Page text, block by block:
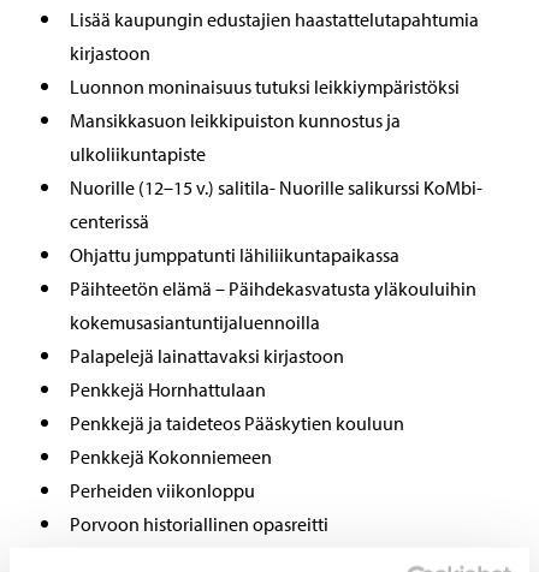
Lisää kaupungin edustajien haastattelutapahtumia
kirjastoon
Luonnon moninaisuus tutuksi leikkiympäristöksi
Mansikkasuon leikkipuiston kunnostus ja
ulkoliikuntapiste
Nuorille (12–15 v.) salitila- Nuorille salikurssi KoMbi-
centerissä
Ohjattu jumppatunti lähiliikuntapaikassa
Päihteetön elämä – Päihdekasvatusta yläkouluihin
kokemusasiantuntijaluennoilla
Palapelejä lainattavaksi kirjastoon
Penkkejä Hornhattulaan
Penkkejä ja taideteos Pääskytien kouluun
Penkkejä Kokonniemeen
Perheiden viikonloppu
Porvoon historiallinen opasreitti